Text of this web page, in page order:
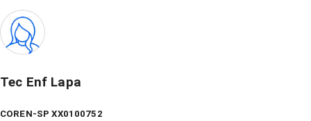
Tec Enf Lapa
COREN-SP XX0100752